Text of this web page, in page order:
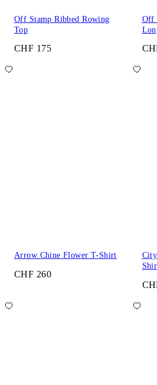
Off Stamp Ribbed Rowing
Top
CHF 175
Off
Arrow Chine Flower T-Shirt
CHF 260